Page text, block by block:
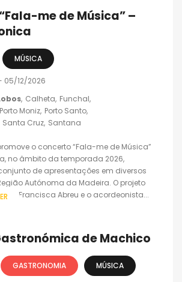
me de Música” –
MÚSICA
05/12/2026
Calheta Funchal
Porto Moniz Porto Santo
Santa Cruz Santana
o concerto “Fala-me de Música”
no âmbito da temporada 2026,
de apresentações em diversos
Autónoma da Madeira. O projeto
Francisca Abreu e o acordeonista...
de Machico
GASTRONOMIA MÚSICA